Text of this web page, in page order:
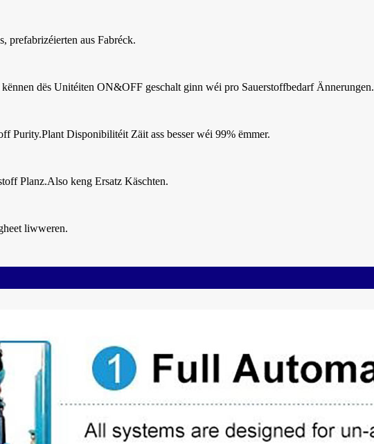
prefabrizéierten aus Fabréck.
dës Unitéiten ON&OFF geschalt ginn wéi pro Sauerstoffbedarf Ännerungen.
Purity.Plant Disponibilitéit Zäit ass besser wéi 99% ëmmer.
Planz.Also keng Ersatz Käschten.
liwweren.